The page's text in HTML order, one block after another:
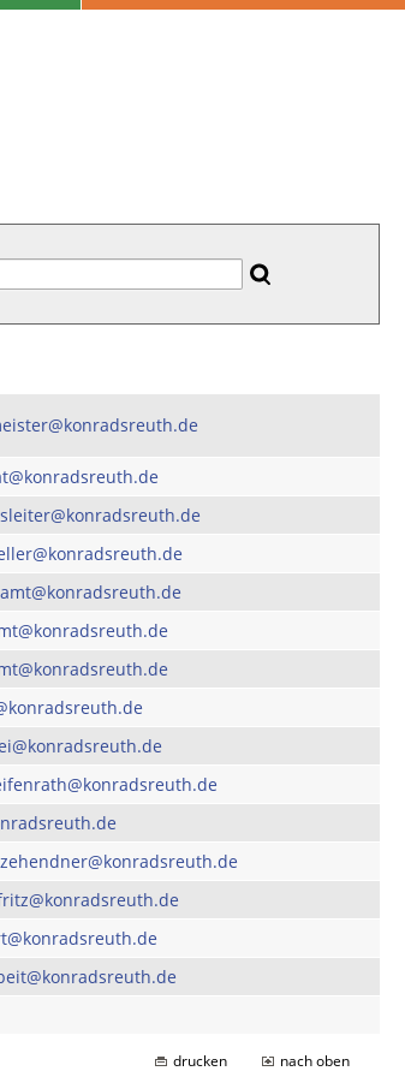
drucken nach oben